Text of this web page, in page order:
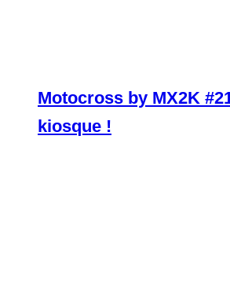
Motocross by MX2K
kiosque !